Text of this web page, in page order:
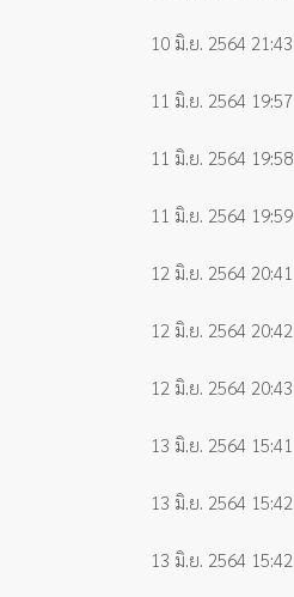
10 มิ.ย. 2564 21:43
11 มิ.ย. 2564 19:57
11 มิ.ย. 2564 19:58
11 มิ.ย. 2564 19:59
12 มิ.ย. 2564 20:41
12 มิ.ย. 2564 20:42
12 มิ.ย. 2564 20:43
13 มิ.ย. 2564 15:41
13 มิ.ย. 2564 15:42
13 มิ.ย. 2564 15:42